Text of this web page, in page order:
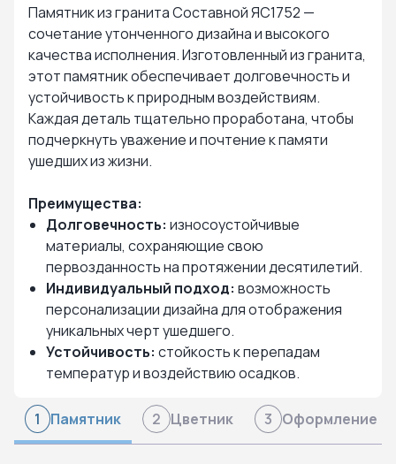
Памятник из гранита Составной ЯС1752 —
сочетание утонченного дизайна и высокого
качества исполнения. Изготовленный из гранита,
этот памятник обеспечивает долговечность и
устойчивость к природным воздействиям.
Каждая деталь тщательно проработана, чтобы
подчеркнуть уважение и почтение к памяти
ушедших из жизни.
Преимущества:
Долговечность: износоустойчивые
материалы, сохраняющие свою
первозданность на протяжении десятилетий.
Индивидуальный подход: возможность
персонализации дизайна для отображения
уникальных черт ушедшего.
Устойчивость: стойкость к перепадам
температур и воздействию осадков.
1 Памятник 2 Цветник 3 Оформление